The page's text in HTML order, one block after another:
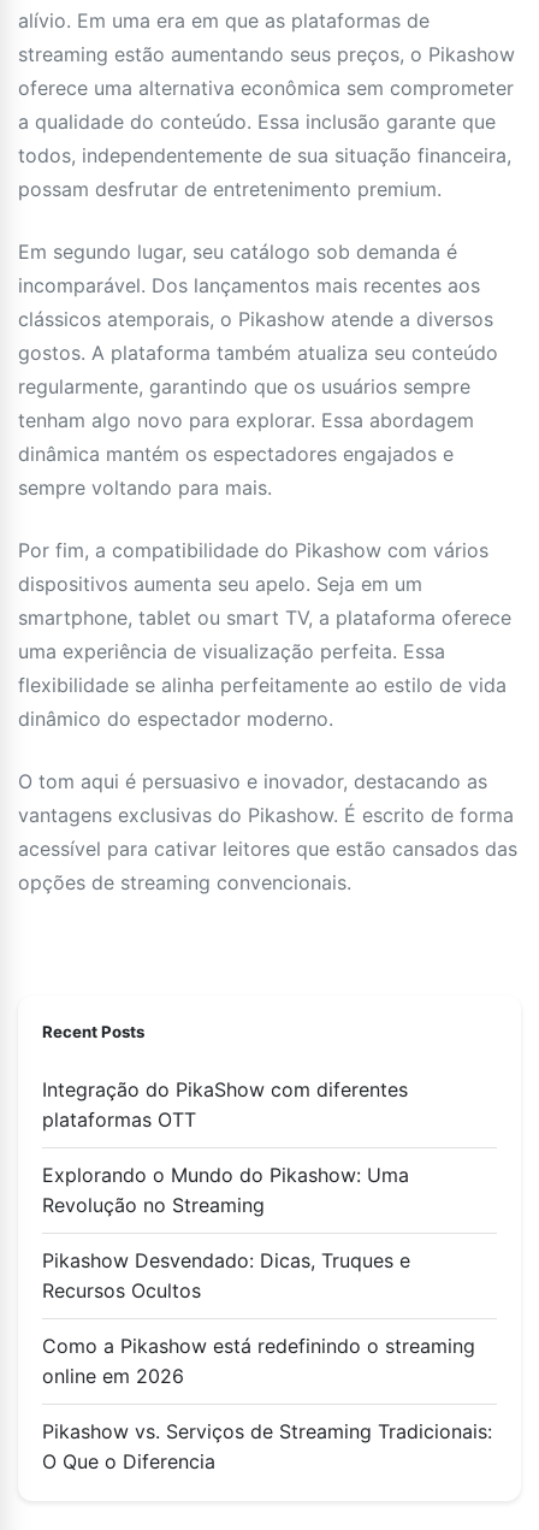
alívio. Em uma era em que as plataformas de
streaming estão aumentando seus preços, o Pikashow
oferece uma alternativa econômica sem comprometer
a qualidade do conteúdo. Essa inclusão garante que
todos, independentemente de sua situação financeira,
possam desfrutar de entretenimento premium.
Em segundo lugar, seu catálogo sob demanda é
incomparável. Dos lançamentos mais recentes aos
clássicos atemporais, o Pikashow atende a diversos
gostos. A plataforma também atualiza seu conteúdo
regularmente, garantindo que os usuários sempre
tenham algo novo para explorar. Essa abordagem
dinâmica mantém os espectadores engajados e
sempre voltando para mais.
Por fim, a compatibilidade do Pikashow com vários
dispositivos aumenta seu apelo. Seja em um
smartphone, tablet ou smart TV, a plataforma oferece
uma experiência de visualização perfeita. Essa
flexibilidade se alinha perfeitamente ao estilo de vida
dinâmico do espectador moderno.
O tom aqui é persuasivo e inovador, destacando as
vantagens exclusivas do Pikashow. É escrito de forma
acessível para cativar leitores que estão cansados ​​das
opções de streaming convencionais.
Recent Posts
Integração do PikaShow com diferentes
plataformas OTT
Explorando o Mundo do Pikashow: Uma
Revolução no Streaming
Pikashow Desvendado: Dicas, Truques e
Recursos Ocultos
Como a Pikashow está redefinindo o streaming
online em 2026
Pikashow vs. Serviços de Streaming Tradicionais:
O Que o Diferencia